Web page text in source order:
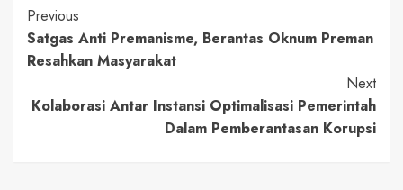
Continue
Reading
Previous
Satgas Anti Premanisme, Berantas Oknum Preman
Resahkan Masyarakat
Next
Kolaborasi Antar Instansi Optimalisasi Pemerintah
Dalam Pemberantasan Korupsi